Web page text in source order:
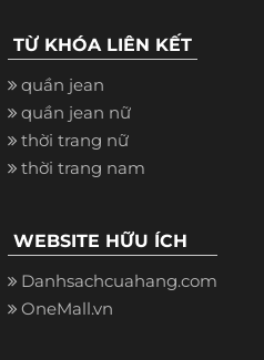
TỪ KHÓA LIÊN KẾT
quần jean
quần jean nữ
thời trang nữ
thời trang nam
WEBSITE HỮU ÍCH
Danhsachcuahang.com
OneMall.vn